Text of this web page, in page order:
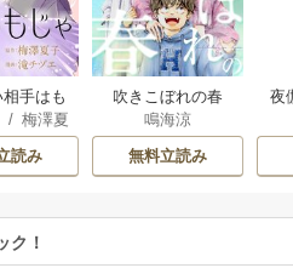
手はも
ニート
/梅澤夏
スタ）
読み
吹きこぼれの春
鳴海涼
無料立読み
夜
ク！